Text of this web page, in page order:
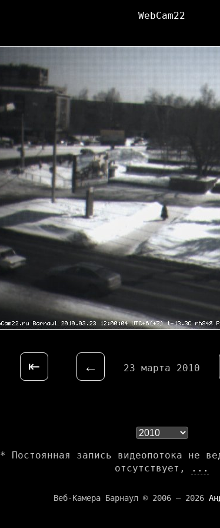
WebCam22
⇤ ← 23 марта 2010
* Постоянная запись видеопотока не
отсутствует,
...
Веб-Камера Барнаул © 2006 — 2026